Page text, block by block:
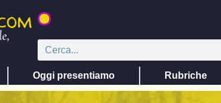
Oggi presentiamo Rubriche